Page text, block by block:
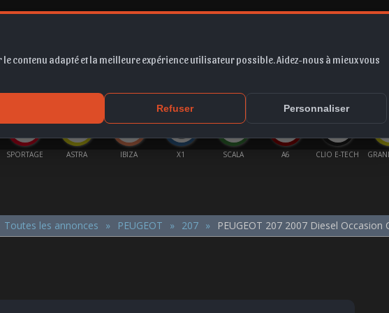
contenu adapté et la meilleure expérience utilisateur possible. Aidez-nous à mieux vous
Refuser Personnaliser
SPORTAGE ASTRA IBIZA X1 SCALA A6 CLIO E-TECH
Toutes les annonces PEUGEOT 207 PEUGEOT 207 2007 Diesel Occasion